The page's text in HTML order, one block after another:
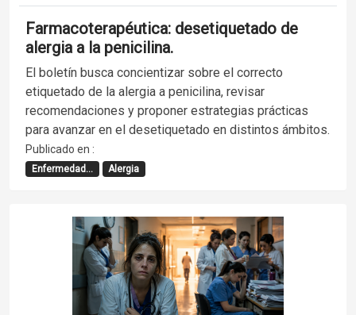
Farmacoterapéutica: desetiquetado de
alergia a la penicilina.
El boletín busca concientizar sobre el correcto
etiquetado de la alergia a penicilina, revisar
recomendaciones y proponer estrategias prácticas
para avanzar en el desetiquetado en distintos ámbitos.
Publicado en :
Enfermedad... Alergia